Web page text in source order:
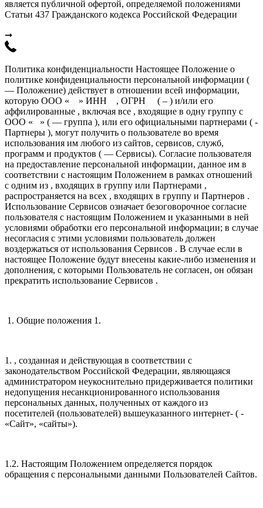
является публичной офертой, определяемой положениями
Статьи 437 Гражданского кодекса Российской Федерации
➞
Политика конфиденциальности Настоящее Положение о
политике конфиденциальности персональной информации (
— Положение) действует в отношении всей информации,
которую ООО « » ИНН , ОГРН ( – ) и/или его
аффилированные , включая все , входящие в одну группу с
ООО « » ( — группа ), или его официальными партнерами ( -
Партнеры ), могут получить о пользователе во время
использования им любого из сайтов, сервисов, служб,
программ и продуктов ( — Сервисы). Согласие пользователя
на предоставление персональной информации, данное им в
соответствии с настоящим Положением в рамках отношений
с одним из , входящих в группу или Партнерами ,
распространяется на всех , входящих в группу и Партнеров .
Использование Сервисов означает безоговорочное согласие
пользователя с настоящим Положением и указанными в ней
условиями обработки его персональной информации; в случае
несогласия с этими условиями пользователь должен
воздержаться от использования Сервисов . В случае если в
настоящее Положение будут внесены какие-либо изменения и
дополнения, с которыми Пользователь не согласен, он обязан
прекратить использование Сервисов .
1. Общие положения 1.
1. , созданная и действующая в соответствии с
законодательством Российской Федерации, являющаяся
администратором неукоснительно придерживается политики
недопущения несанкционированного использования
персональных данных, полученных от каждого из
посетителей (пользователей) вышеуказанного интернет- ( -
«Сайт», «сайты»).
1.2. Настоящим Положением определяется порядок
обращения с персональными данными Пользователей Сайтов.